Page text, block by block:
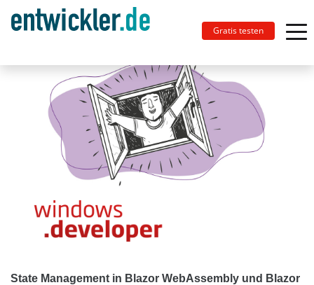
Gratis testen
State Management in Blazor WebAssembly und Blazor